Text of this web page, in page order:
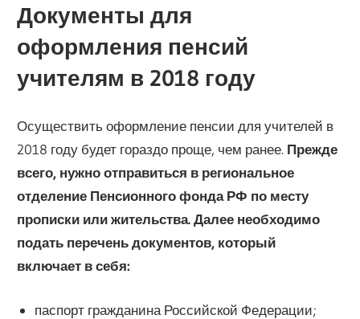
Документы для
оформления пенсий
учителям в 2018 году
Осуществить оформление пенсии для учителей в
2018 году будет гораздо проще, чем ранее. Прежде
всего, нужно отправиться в региональное
отделение Пенсионного фонда РФ по месту
прописки или жительства. Далее необходимо
подать перечень документов, который
включает в себя:
паспорт гражданина Российской Федерации;